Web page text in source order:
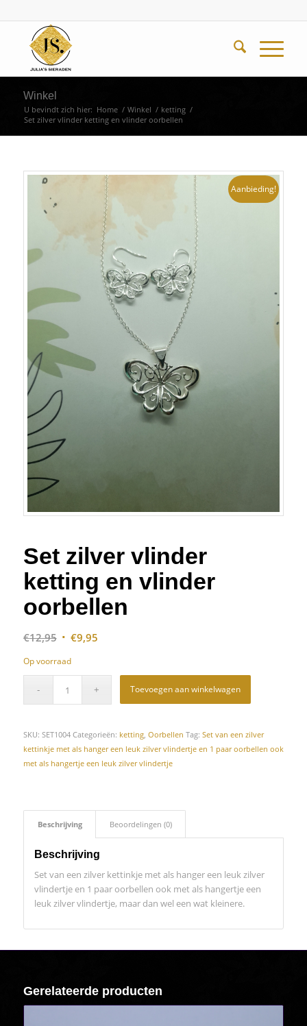
Winkel
U bevindt zich hier: Home / Winkel / ketting /
Set zilver vlinder ketting en vlinder oorbellen
Aanbieding!
Set zilver vlinder
ketting en vlinder
oorbellen
€12,95 Oorspronkelijke
€12,95.
€9,95Huidige
€9,95.
Op voorraad
Toevoegen aan winkelwagen
SKU: SET1004 Categorieën: ketting, Oorbellen Tag: Set van een zilver
kettinkje met als hanger een leuk zilver vlindertje en 1 paar oorbellen ook
met als hangertje een leuk zilver vlindertje
Beschrijving Beoordelingen (0)
Beschrijving
Set van een zilver kettinkje met als hanger een leuk zilver
vlindertje en 1 paar oorbellen ook met als hangertje een
leuk zilver vlindertje, maar dan wel een wat kleinere.
Gerelateerde producten